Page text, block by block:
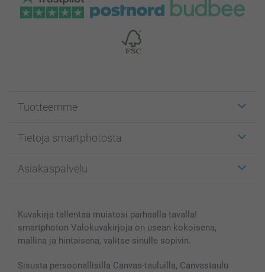
Tuotteemme
Kuvakortit
Kuvakirjat
Kännykkä & Tabletti
MyNameBook
Valokuvakehykset & Lisätarvikkeet
Tietoja smartphotosta
Affiliate ohjelma
Sivukartta
Ehdot/takuut
Asiakaspalvelu
smartbonus
Hinnat & maksutavat
Kuvakirja tallentaa muistosi parhaalla tavalla!
smartphoton Valokuvakirjoja on usean kokoisena,
mallina ja hintaisena, valitse sinulle sopivin.
Sisusta persoonallisilla Canvas-tauluilla, Canvastaulu